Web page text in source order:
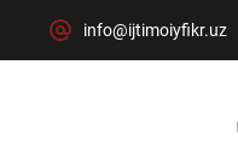
info@ijtimoiyfikr.uz